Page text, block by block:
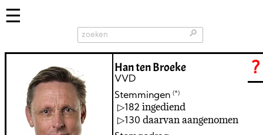
🔎
?
Han ten Broeke
VVD
Stemmingen (*)
182 ingediend
130 daarvan aangenomen